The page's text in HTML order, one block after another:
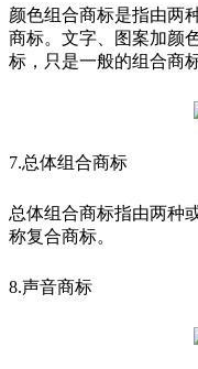
颜色组合商标是指由两
商标。文字、图案加颜
标，只是一般的组合商标
7.总体组合商标
总体组合商标指由两种
称复合商标。
8.声音商标